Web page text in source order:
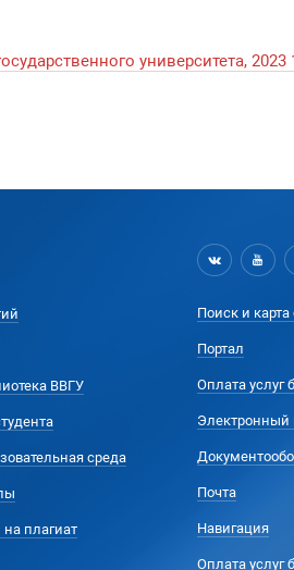
университета, 2023
ВВГУ
среда
плагиат
Поиск и карта
Портал
Оплата услуг
Электронный
Почта
Навигация
Оплата услуг